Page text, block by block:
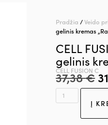
Pradžia /Veido
gelinis kremas
CELL
gelinis
CELL FUSION C
37,38€
Į